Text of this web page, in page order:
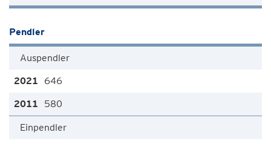
Pendler
Auspendler
646
580
Einpendler